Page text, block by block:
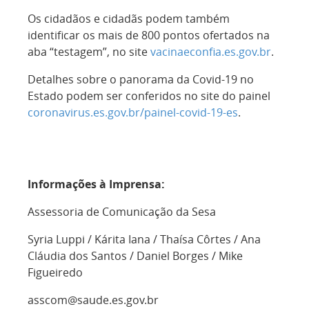
Os cidadãos e cidadãs podem também
identificar os mais de 800 pontos ofertados na
aba “testagem”, no sitevacinaeconfia.es.gov.br.
Detalhes sobre o panorama da Covid-19 no
Estado podem ser conferidos no site do painel
coronavirus.es.gov.br/painel-covid-19-es.
Informações à Imprensa:
Assessoria de Comunicação da Sesa
Syria Luppi / Kárita Iana / Thaísa Côrtes / Ana
Cláudia dos Santos / Daniel Borges / Mike
Figueiredo
asscom@saude.es.gov.br